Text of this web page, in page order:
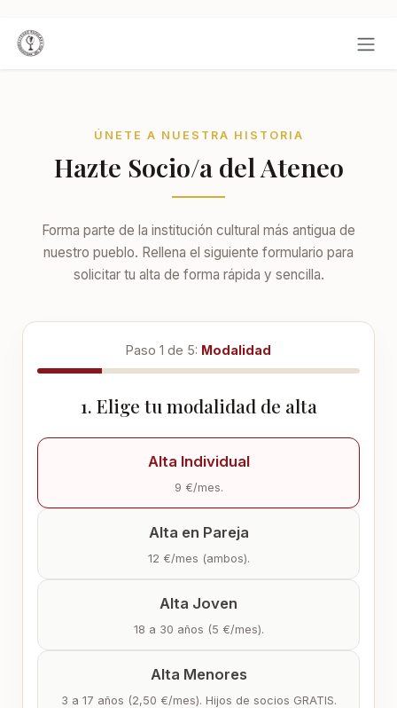
Ir al contenido
ÚNETE A NUESTRA HISTORIA
Hazte Socio/a del Ateneo
Forma parte de la institución cultural más antigua de
nuestro pueblo. Rellena el siguiente formulario para
solicitar tu alta de forma rápida y sencilla.
Paso 1 de 5: Modalidad
1. Elige tu modalidad de alta
Alta Individual
9 €/mes.
Alta en Pareja
12 €/mes (ambos).
Alta Joven
18 a 30 años (5 €/mes).
Alta Menores
3 a 17 años (2,50 €/mes). Hijos de socios GRATIS.